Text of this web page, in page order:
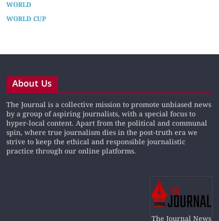
WORLD
WORLD CUP
About Us
The Journal is a collective mission to promote unbiased news
by a group of aspiring journalists, with a special focus to
hyper-local content. Apart from the political and communal
spin, where true journalism dies in the post-truth era we
strive to keep the ethical and responsible journalistic
practice through our online platforms.
The Journal News